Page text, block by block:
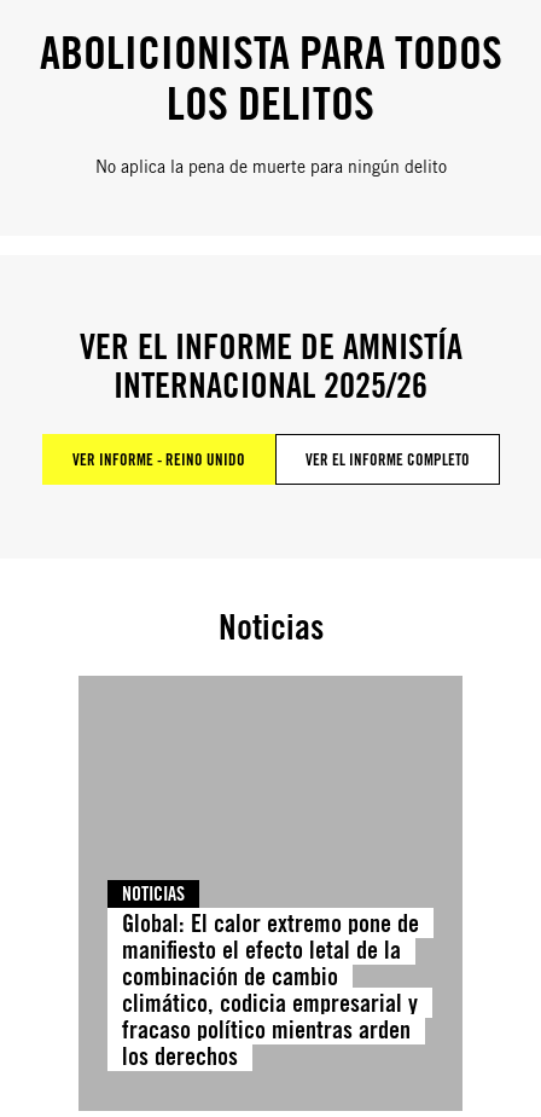
ABOLICIONISTA PARA TODOS
LOS DELITOS
No aplica la pena de muerte para ningún delito
VER EL INFORME DE AMNISTÍA
INTERNACIONAL 2025/26
VER INFORME - REINO UNIDO VER EL INFORME COMPLETO
Noticias
NOTICIAS
Global: El calor extremo pone de
manifiesto el efecto letal de la
combinación de cambio
climático, codicia empresarial y
fracaso político mientras arden
los derechos